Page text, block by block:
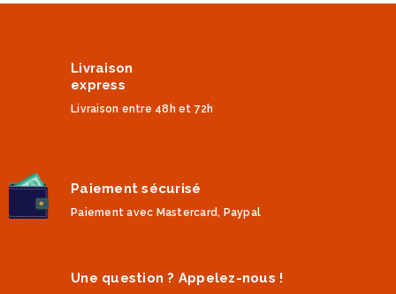
Livraison
express
Livraison entre 48h et 72h
Paiement sécurisé
Paiement avec Mastercard, Paypal
Une question ? Appelez-nous !